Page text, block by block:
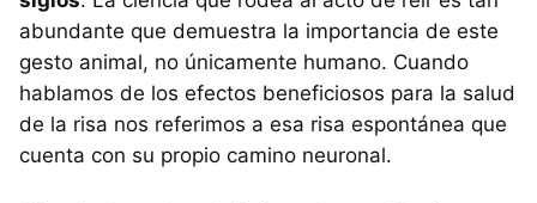
abundante que demuestra la importancia de este
gesto animal, no únicamente humano. Cuando
hablamos de los efectos beneficiosos para la salud
de la risa nos referimos a esa risa espontánea que
cuenta con su propio camino neuronal.